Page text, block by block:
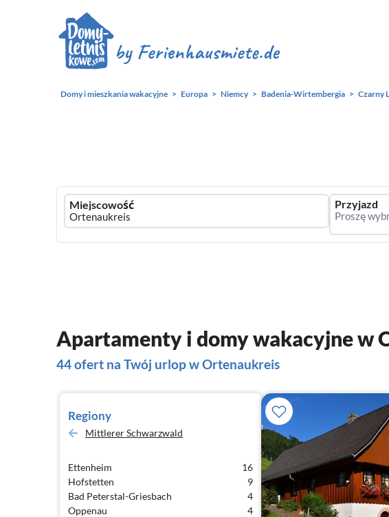
Domy i mieszkania wakacyjne Europa Niemcy Badenia-Wirtembergia Czarny
Ferienhausmiete
logo
Miejscowość Przyjazd
Apartamenty i domy wakacyjne w
44 ofert na Twój urlop w Ortenaukreis
Regiony
Mittlerer Schwarzwald
Ettenheim
16
Hofstetten
9
Bad Peterstal-Griesbach
4
Oppenau
4